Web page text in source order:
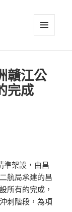
贛江公
完成
準架設，由昌
航局承建的昌
所有的完成，
刺階段，為項